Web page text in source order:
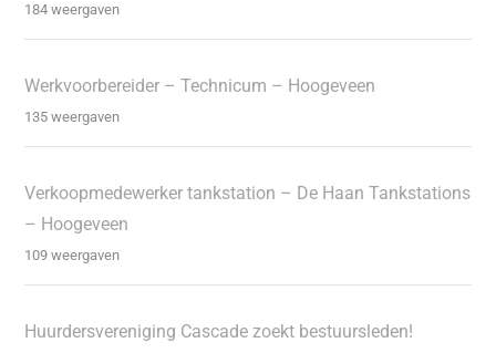
184 weergaven
Werkvoorbereider – Technicum – Hoogeveen
135 weergaven
Verkoopmedewerker tankstation – De Haan Tankstations
– Hoogeveen
109 weergaven
Huurdersvereniging Cascade zoekt bestuursleden!